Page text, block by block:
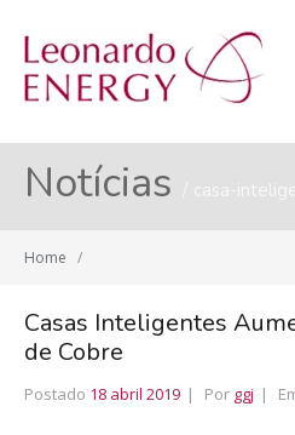
Notícias casa-
Home /
Casas Inteligentes
de Cobre
Postado 18 abril 2019 Por ggj